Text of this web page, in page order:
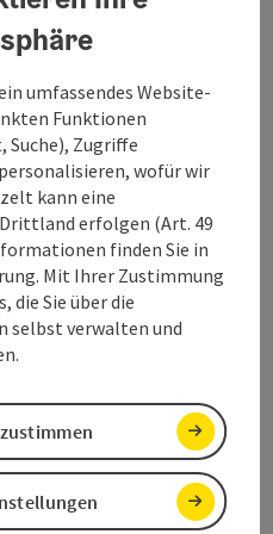
Guides
Guides
umfassendes Website-
Funktionen
Suche), Zugriffe
wofür wir
kann eine
erfolgen (Art. 49
finden Sie in
Mit Ihrer Zustimmung
die Sie über die
selbst verwalten und